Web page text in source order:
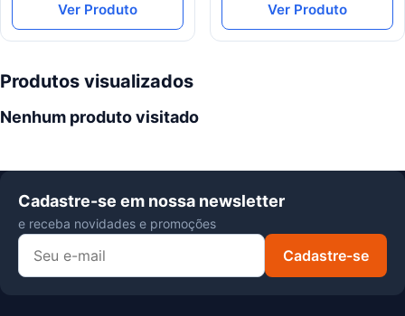
Ver Produto Ver Produto
Produtos visualizados
Nenhum produto visitado
Cadastre-se em nossa newsletter
e receba novidades e promoções
Cadastre-se